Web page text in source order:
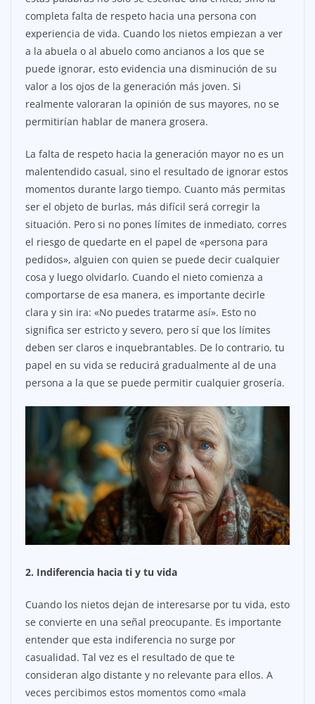
completa falta de respeto hacia una persona con
experiencia de vida. Cuando los nietos empiezan a ver
a la abuela o al abuelo como ancianos a los que se
puede ignorar, esto evidencia una disminución de su
valor a los ojos de la generación más joven. Si
realmente valoraran la opinión de sus mayores, no se
permitirían hablar de manera grosera.
La falta de respeto hacia la generación mayor no es un
malentendido casual, sino el resultado de ignorar estos
momentos durante largo tiempo. Cuanto más permitas
ser el objeto de burlas, más difícil será corregir la
situación. Pero si no pones límites de inmediato, corres
el riesgo de quedarte en el papel de «persona para
pedidos», alguien con quien se puede decir cualquier
cosa y luego olvidarlo. Cuando el nieto comienza a
comportarse de esa manera, es importante decirle
clara y sin ira: «No puedes tratarme así». Esto no
significa ser estricto y severo, pero sí que los límites
deben ser claros e inquebrantables. De lo contrario, tu
papel en su vida se reducirá gradualmente al de una
persona a la que se puede permitir cualquier grosería.
2. Indiferencia hacia ti y tu vida
Cuando los nietos dejan de interesarse por tu vida, esto
se convierte en una señal preocupante. Es importante
entender que esta indiferencia no surge por
casualidad. Tal vez es el resultado de que te
consideran algo distante y no relevante para ellos. A
veces percibimos estos momentos como «mala